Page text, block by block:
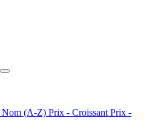
Nom (A-Z) Prix - Croissant Prix -